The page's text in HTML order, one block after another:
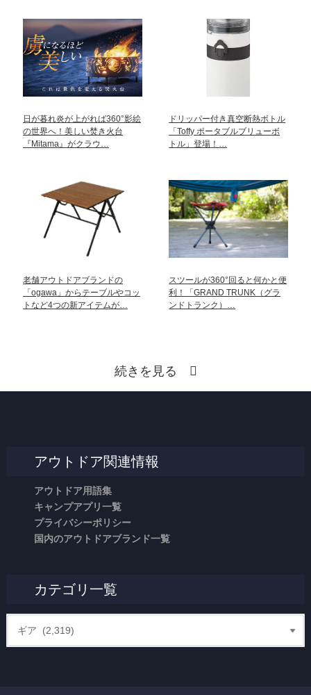
日が暮れ炎が上がれば360°影絵
の世界へ！美しい焚き火台
『Mitama』がクラウ…
ドリッパー付き真空断熱ボトル
「Toffy ポータブルブリューボ
トル」登場！…
老舗アウトドアブランドの
「ogawa」からテーブルやコッ
トなど4つの新アイテムが…
スツールが360°回ると何かと便
利！「GRAND TRUNK（グラ
ンドトランク）…
続きを見る
アウトドア関連情報
アウトドア用語集
キャンプアプリ一覧
プライバシーポリシー
国内のアウトドアブランド一覧
カテゴリ一覧